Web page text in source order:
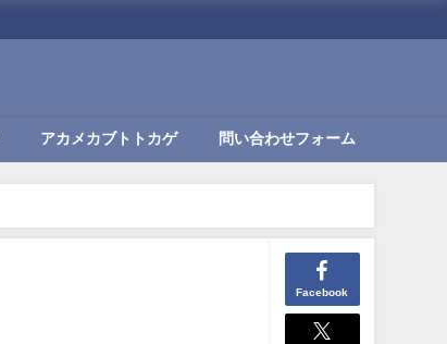
アカメカブトトカゲ 問い合わせフォーム
Facebook